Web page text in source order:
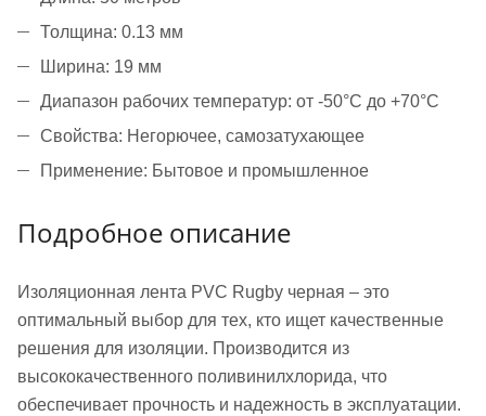
Толщина: 0.13 мм
Ширина: 19 мм
Диапазон рабочих температур: от -50°C до +70°C
Свойства: Негорючее, самозатухающее
Применение: Бытовое и промышленное
Подробное описание
Изоляционная лента PVC Rugby черная – это
оптимальный выбор для тех, кто ищет качественные
решения для изоляции. Производится из
высококачественного поливинилхлорида, что
обеспечивает прочность и надежность в эксплуатации.